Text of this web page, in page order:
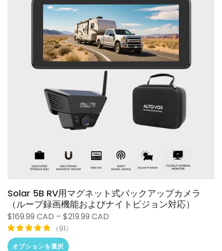
Solar 5B RV用マグネット式バックアップカメラ
（ループ録画機能およびナイトビジョン対応）
$169.99 CAD – $219.99 CAD
（91）
オプションを選択